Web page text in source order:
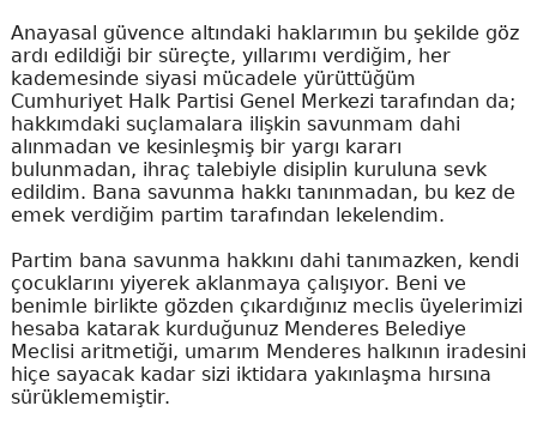
Anayasal güvence altındaki haklarımın bu şekilde göz
ardı edildiği bir süreçte, yıllarımı verdiğim, her
kademesinde siyasi mücadele yürüttüğüm
Cumhuriyet Halk Partisi Genel Merkezi tarafından da;
hakkımdaki suçlamalara ilişkin savunmam dahi
alınmadan ve kesinleşmiş bir yargı kararı
bulunmadan, ihraç talebiyle disiplin kuruluna sevk
edildim. Bana savunma hakkı tanınmadan, bu kez de
emek verdiğim partim tarafından lekelendim.
Partim bana savunma hakkını dahi tanımazken, kendi
çocuklarını yiyerek aklanmaya çalışıyor. Beni ve
benimle birlikte gözden çıkardığınız meclis üyelerimizi
hesaba katarak kurduğunuz Menderes Belediye
Meclisi aritmetiği, umarım Menderes halkının iradesini
hiçe sayacak kadar sizi iktidara yakınlaşma hırsına
sürüklememiştir.